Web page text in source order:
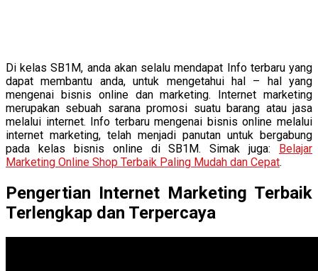
Di kelas SB1M, anda akan selalu mendapat Info terbaru yang
dapat membantu anda, untuk mengetahui hal – hal yang
mengenai bisnis online dan marketing. Internet marketing
merupakan sebuah sarana promosi suatu barang atau jasa
melalui internet. Info terbaru mengenai bisnis online melalui
internet marketing, telah menjadi panutan untuk bergabung
pada kelas bisnis online di SB1M. Simak juga: Belajar
Marketing Online Shop Terbaik Paling Mudah dan Cepat.
Pengertian Internet Marketing Terbaik
Terlengkap dan Terpercaya